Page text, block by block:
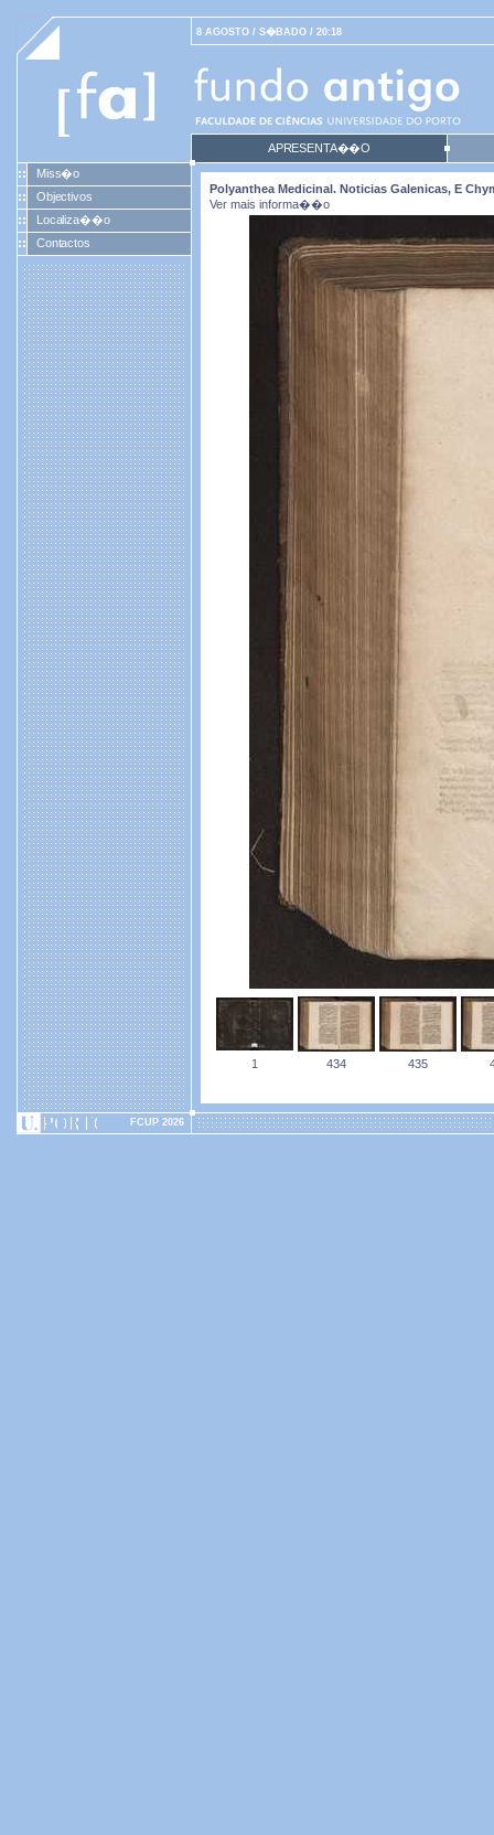
8 AGOSTO / S�BADO / 20:18
APRESENTA��O
Miss�o
Objectivos
Localiza��o
Contactos
Polyanthea Medicinal. Noticias Galenicas, E
Ver mais informa��o
1 434 435
FCUP 2026